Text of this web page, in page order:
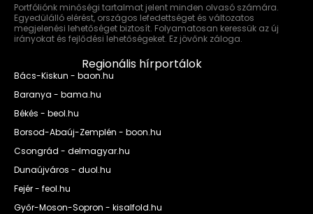
Portfóliónk minőségi tartalmat jelent minden olvasó számára.
Egyedülálló elérést, országos lefedettséget és változatos
megjelenési lehetőséget biztosít. Folyamatosan keressük az új
irányokat és fejlődési lehetőségeket. Ez jövőnk záloga.
Regionális hírportálok
Bács-Kiskun - baon.hu
Baranya - bama.hu
Békés - beol.hu
Borsod-Abaúj-Zemplén - boon.hu
Csongrád - delmagyar.hu
Dunaújváros - duol.hu
Fejér - feol.hu
Győr-Moson-Sopron - kisalfold.hu